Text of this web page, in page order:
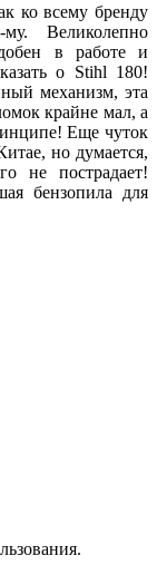
ко всему бренду
Великолепно
в работе и
о Stihl 180!
механизм, эта
крайне мал, а
Еще чуток
но думается,
не пострадает!
бензопила для